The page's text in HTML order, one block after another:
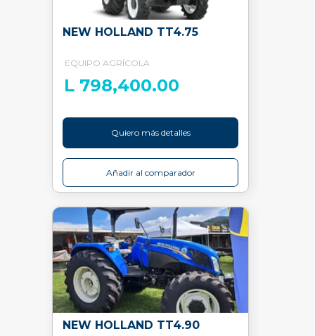
NEW HOLLAND TT4.75
EQUIPO AGRÍCOLA
L 798,400.00
Quiero más detalles
Añadir al comparador
NEW HOLLAND TT4.90